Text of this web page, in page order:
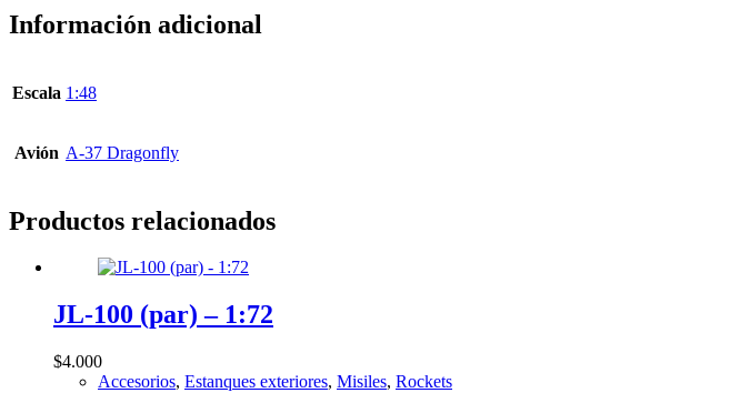
cantidad
Información adicional
Escala 1:48
Avión A-37 Dragonfly
Productos relacionados
JL-100 (par) – 1:72
$4.000
Accesorios, Estanques exteriores, Misiles, Rockets